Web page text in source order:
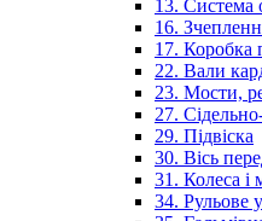
13. Система
16.
17. Коробка
22. Вали
23. Мости,
27.
29. Підвіска
30. Вісь
31. Колеса і
34. Рульове